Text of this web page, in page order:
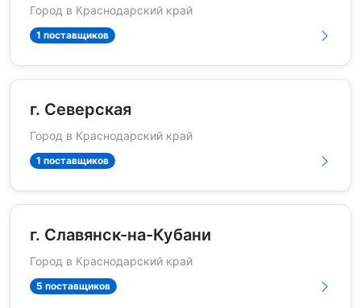
Город в Краснодарский край
1 поставщиков
г. Северская
Город в Краснодарский край
1 поставщиков
г. Славянск-на-Кубани
Город в Краснодарский край
5 поставщиков